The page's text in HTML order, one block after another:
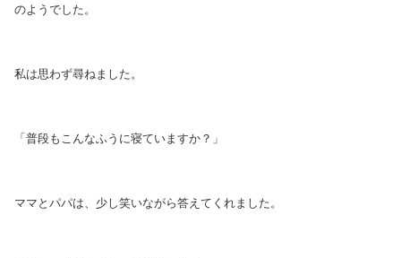
のようでした。
私は思わず尋ねました。
「普段もこんなふうに寝ていますか？」
ママとパパは、少し笑いながら答えてくれました。